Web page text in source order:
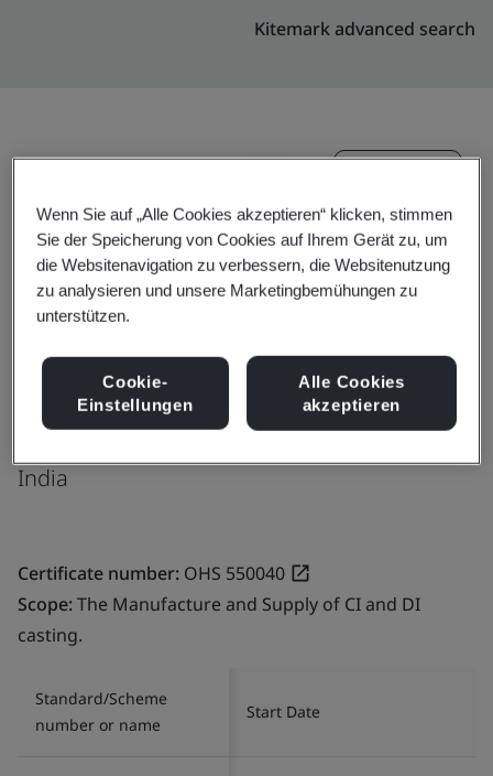
Kitemark advanced search
Crescent Foundry Co. Pvt. Ltd.
NH - 6 Srirampur
PS: Uluberia Dist.
Howrah
India
Certificate number: OHS 550040
Scope:The Manufacture and Supply of CI and DI
casting.
Standard/Scheme
number or name
Start Date
Wenn Sie auf „Alle Cookies akzeptieren“ klicken, stimmen
Sie der Speicherung von Cookies auf Ihrem Gerät zu, um
die Websitenavigation zu verbessern, die Websitenutzung
zu analysieren und unsere Marketingbemühungen zu
unterstützen.
Cookie-
Einstellungen
Alle Cookies
akzeptieren